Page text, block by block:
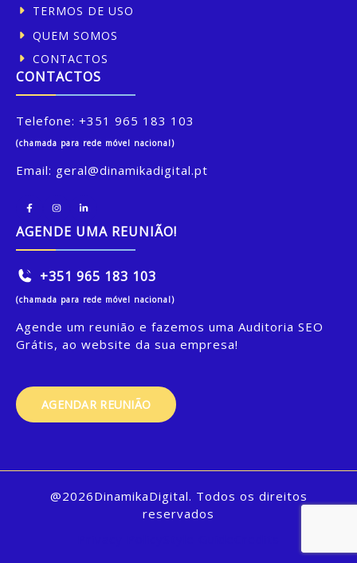
TERMOS DE USO
QUEM SOMOS
CONTACTOS
CONTACTOS
Telefone: +351 965 183 103
(chamada para rede móvel nacional)
Email: geral@dinamikadigital.pt
AGENDE UMA REUNIÃO!
+351 965 183 103
(chamada para rede móvel nacional)
Agende um reunião e fazemos uma Auditoria SEO
Grátis, ao website da sua empresa!
AGENDAR REUNIÃO
@2026DinamikaDigital. Todos os direitos
reservados